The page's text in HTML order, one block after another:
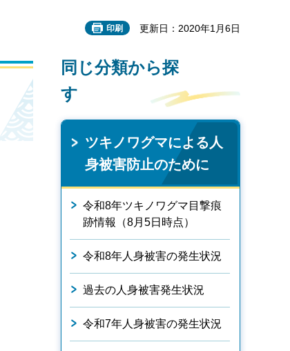
印刷 更新日：2020年1月6日
同じ分類から探
す
ツキノワグマによる人
身被害防止のために
令和8年ツキノワグマ目撃痕
跡情報（8月5日時点）
令和8年人身被害の発生状況
過去の人身被害発生状況
令和7年人身被害の発生状況